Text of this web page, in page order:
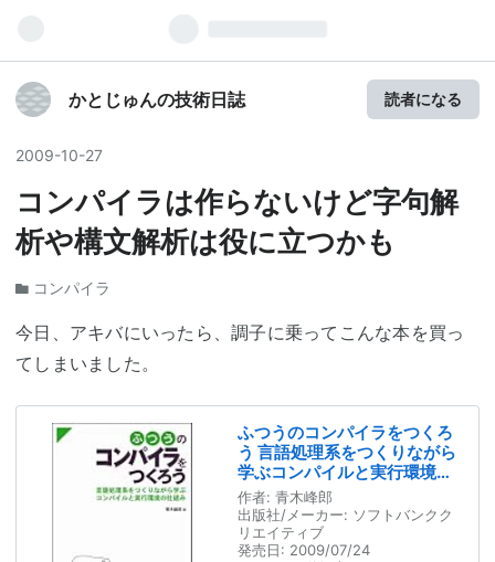
かとじゅんの技術日誌 読者になる
2009-10-27
コンパイラは作らないけど字句解
析や構文解析は役に立つかも
コンパイラ
今日、アキバにいったら、調子に乗ってこんな本を買っ
てしまいました。
ふつうのコンパイラをつくろ
う 言語処理系をつくりながら
学ぶコンパイルと実行環境の
仕組み
作者: 青木峰郎
出版社/メーカー: ソフトバンクク
リエイティブ
発売日: 2009/07/24